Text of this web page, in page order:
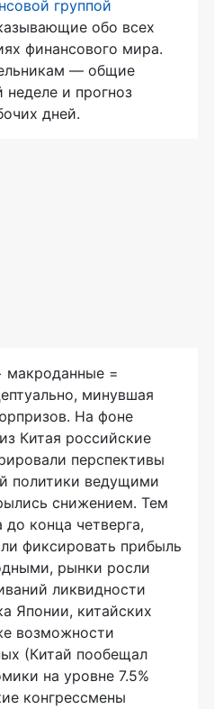
группой
обо всех
финансового мира.
— общие
и прогноз
дней.
макроданные =
минувшая
На фоне
Китая российские
перспективы
политики ведущими
снижением. Тем
конца четверга,
фиксировать прибыль
рынки росли
ликвидности
Японии, китайских
возможности
(Китай пообещал
на уровне 7.5%
конгрессмены